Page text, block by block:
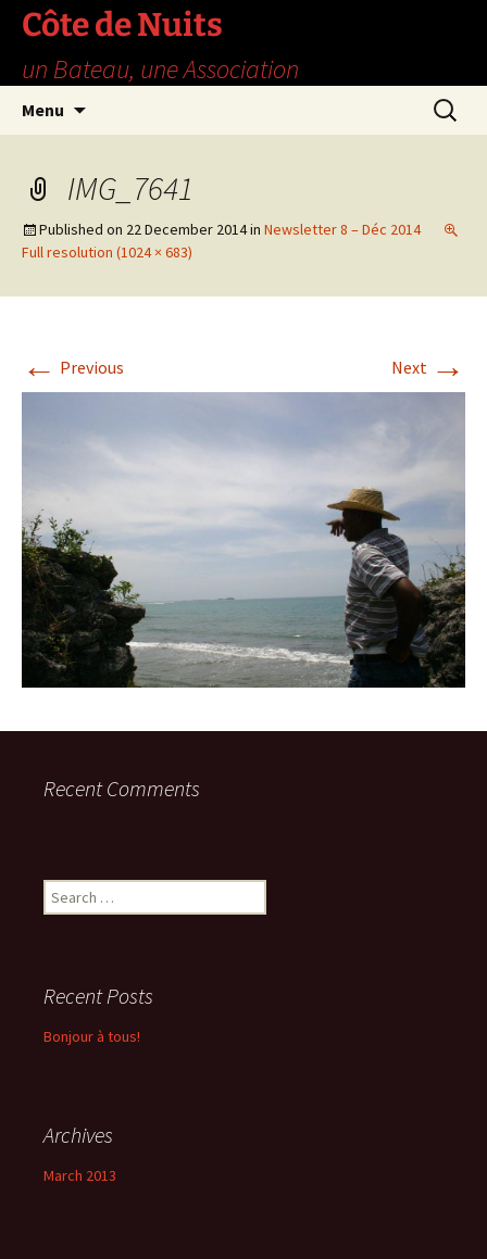
Skip
content
Côte de Nuits
un Bateau, une Association
Menu
Search
for:
IMG_7641
Published on 22 December 2014in Newsletter 8 – Déc 2014
Full resolution (1024 × 683)
← Previous Next →
Recent Comments
Search
for:
Recent Posts
Bonjour à tous!
Archives
March 2013